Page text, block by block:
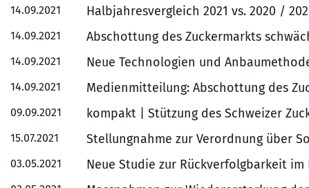
14.09.2021 Halbjahresvergleich 2021 vs. 2020 /
14.09.2021 Abschottung des Zuckermarkts
14.09.2021 Neue Technologien und
14.09.2021 Medienmitteilung: Abschottung des
09.09.2021 kompakt | Stützung des Schweizer
15.07.2021 Stellungnahme zur Verordnung über
03.05.2021 Neue Studie zur Rückverfolgbarkeit im